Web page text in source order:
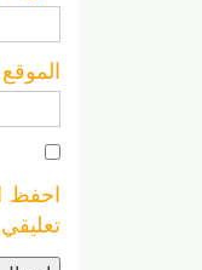
احفظ